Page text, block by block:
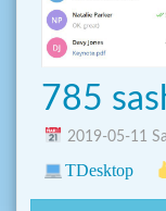
785
2019-05-11
TDesktop